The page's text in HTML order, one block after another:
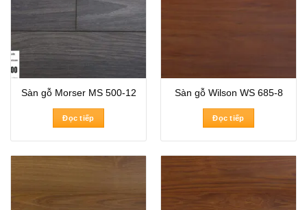
Sàn gỗ Morser MS 500-12
Đọc tiếp
Sàn gỗ Wilson WS 685-8
Đọc tiếp